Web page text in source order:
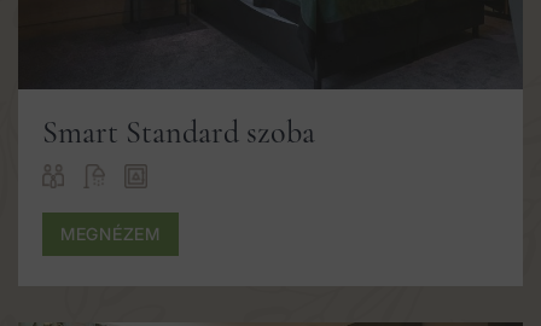
Smart Standard szoba
MEGNÉZEM